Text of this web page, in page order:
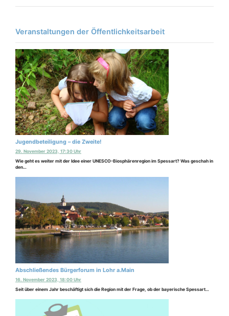
Veranstaltungen der Öffentlichkeitsarbeit
Jugendbeteiligung – die Zweite!
29. November 2023, 17:30 Uhr
Wie geht es weiter mit der Idee einer UNESCO-Biosphärenregion im Spessart? Was geschah in
den…
Abschließendes Bürgerforum in Lohr a.Main
16. November 2023, 18:00 Uhr
Seit über einem Jahr beschäftigt sich die Region mit der Frage, ob der bayerische Spessart…